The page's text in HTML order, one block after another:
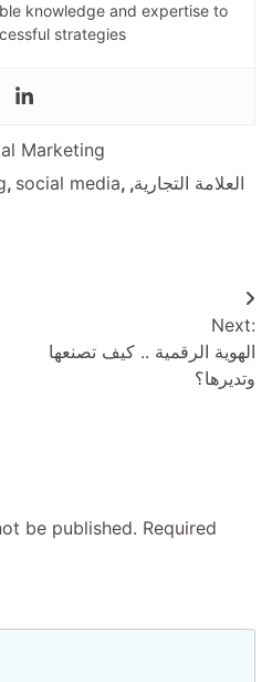
knowledge and expertise to
strategies
Marketing
, social media, العلامة التجارية,
Next:
الهوية الرقمية .. كيف تصنعها
وتديرها؟
be published. Required